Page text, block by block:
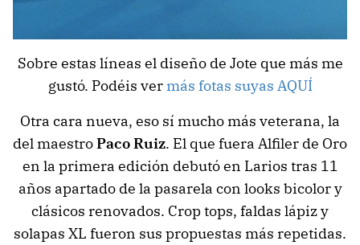
Sobre estas líneas el diseño de Jote que más me
gustó. Podéis ver más fotas suyas AQUÍ
Otra cara nueva, eso sí mucho más veterana, la
del maestroPaco Ruiz. El que fuera Alfiler de Oro
en la primera edición debutó en Larios tras 11
años apartado de la pasarela con looks bicolor y
clásicos renovados. Crop tops, faldas lápiz y
solapas XL fueron sus propuestas más repetidas.